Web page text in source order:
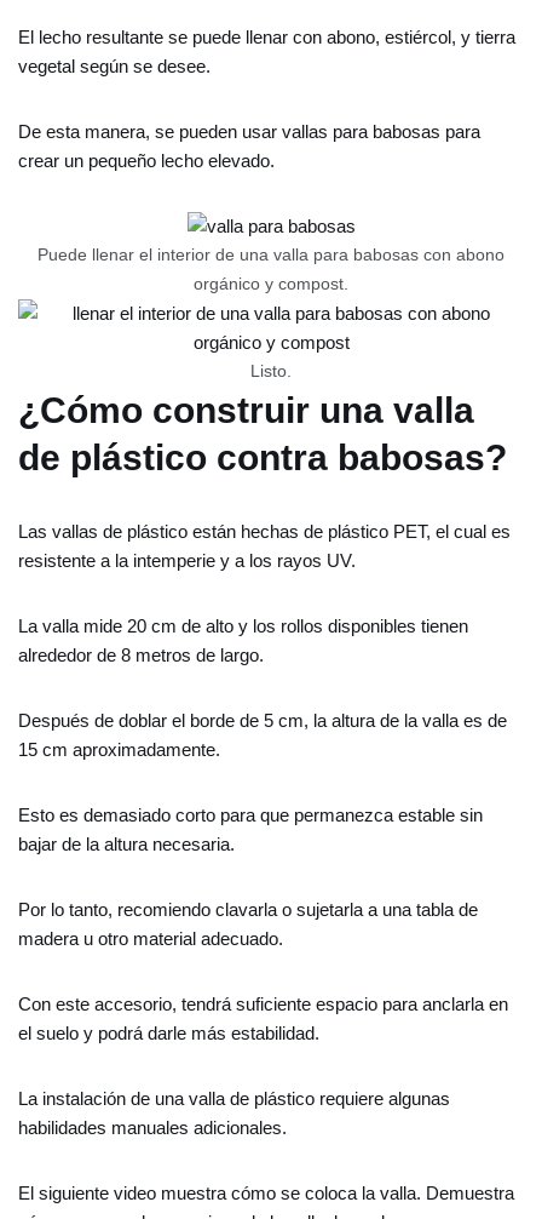
El lecho resultante se puede llenar con abono, estiércol, y tierra
vegetal según se desee.
De esta manera, se pueden usar vallas para babosas para
crear un pequeño lecho elevado.
Puede llenar el interior de una valla para babosas con abono
orgánico y compost.
Listo.
¿Cómo construir una valla
de plástico contra babosas?
Las vallas de plástico están hechas de plástico PET, el cual es
resistente a la intemperie y a los rayos UV.
La valla mide 20 cm de alto y los rollos disponibles tienen
alrededor de 8 metros de largo.
Después de doblar el borde de 5 cm, la altura de la valla es de
15 cm aproximadamente.
Esto es demasiado corto para que permanezca estable sin
bajar de la altura necesaria.
Por lo tanto, recomiendo clavarla o sujetarla a una tabla de
madera u otro material adecuado.
Con este accesorio, tendrá suficiente espacio para anclarla en
el suelo y podrá darle más estabilidad.
La instalación de una valla de plástico requiere algunas
habilidades manuales adicionales.
El siguiente video muestra cómo se coloca la valla. Demuestra